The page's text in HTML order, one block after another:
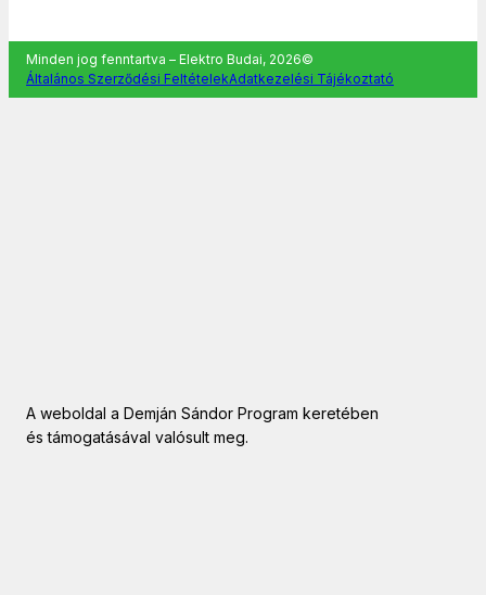
Minden jog fenntartva – Elektro Budai, 2026©
Általános Szerződési FeltételekAdatkezelési Tájékoztató
A weboldal a Demján Sándor Program keretében
és támogatásával valósult meg.